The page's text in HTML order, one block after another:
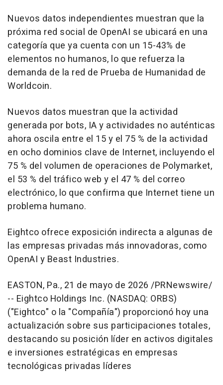
Nuevos datos independientes muestran que la
próxima red social de OpenAI se ubicará en una
categoría que ya cuenta con un 15-43% de
elementos no humanos, lo que refuerza la
demanda de la red de Prueba de Humanidad de
Worldcoin.
Nuevos datos muestran que la actividad
generada por bots, IA y actividades no auténticas
ahora oscila entre el 15 y el 75 % de la actividad
en ocho dominios clave de Internet, incluyendo el
75 % del volumen de operaciones de Polymarket,
el 53 % del tráfico web y el 47 % del correo
electrónico, lo que confirma que Internet tiene un
problema humano.
Eightco ofrece exposición indirecta a algunas de
las empresas privadas más innovadoras, como
OpenAI y Beast Industries.
EASTON, Pa., 21 de mayo de 2026 /PRNewswire/
-- Eightco Holdings Inc. (NASDAQ: ORBS)
("Eightco" o la "Compañía") proporcionó hoy una
actualización sobre sus participaciones totales,
destacando su posición líder en activos digitales
e inversiones estratégicas en empresas
tecnológicas privadas líderes